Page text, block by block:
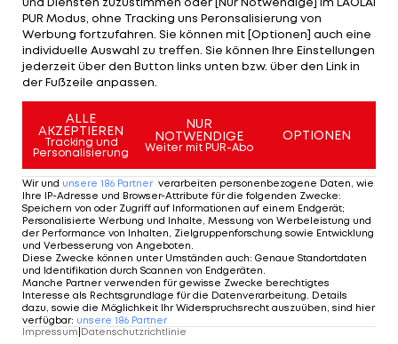
österreichische Nationalelf.
ÖFB-Kicker im Visier von
International
PUR Modus, ohne Tracking uns Peronsalisierung von
Werbung fortzufahren. Sie können mit [Optionen] auch eine
individuelle Auswahl zu treffen. Sie können Ihre Einstellungen
jederzeit über den Button links unten bzw. über den Link in
der Fußzeile anpassen.
ALLE
AKZEPTIEREN
Tracking und
Personalisierung
NUR
NOTWENDIGE
Weiter mit PUR-Abo
OPTIONEN
Wir und unsere 186 Partner verarbeiten personenbezogene Daten, wie
Ihre IP-Adresse und Browser-Attribute für die folgenden Zwecke:
Speichern von oder Zugriff auf Informationen auf einem Endgerät;
Personalisierte Werbung und Inhalte, Messung von Werbeleistung und
der Performance von Inhalten, Zielgruppenforschung sowie Entwicklung
und Verbesserung von Angeboten
Diese Zwecke können unter Umständen auch: Genaue Standortdaten
und Identifikation durch Scannen von Endgeräten
Manche Partner verwenden für gewisse Zwecke berechtigtes
Interesse als Rechtsgrundlage für die Datenverarbeitung. Details
dazu, sowie die Möglichkeit Ihr Widerspruchsrecht auszuüben, sind hier
verfügbar: unsere 186 Partner
Impressum|Datenschutzrichtlinie